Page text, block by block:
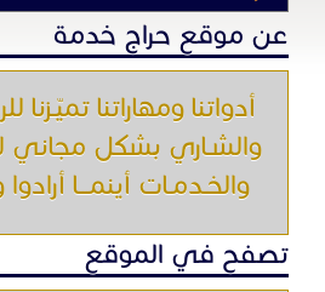
الرئيسية
شروط الاستخدام